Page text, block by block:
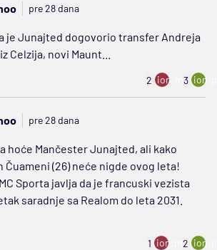
pre 28 dana
je Junajted dogovorio transfer Andreja
Celzija, novi Maunt...
2 ion:minus
3
pre 28 dana
hoće Mančester Junajted, ali kako
(26) neće nigde ovog leta!
Sporta javlja da je francuski vezista
saradnje sa Realom do leta 2031.
1 ion:minus
2